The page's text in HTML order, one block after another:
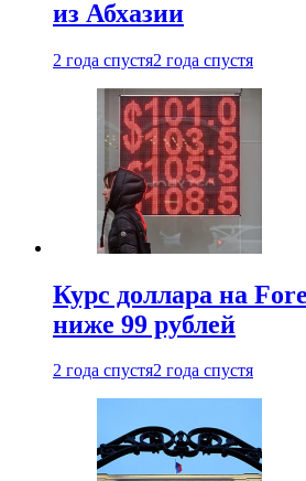
из Абхазии
2 года спустя2 года спустя
Курс доллара на
ниже 99 рублей
2 года спустя2 года спустя